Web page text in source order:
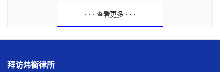
· · · 查看更多 · · ·
拜访炜衡律所